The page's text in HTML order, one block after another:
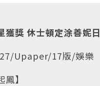
獲獎 休士頓定涂善妮日
Upaper/17版/娛樂
鳳】